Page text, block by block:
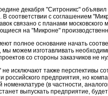
декабря "Ситроникс"
В соответствии с соглашением
связано с планами
на "Микроне"
полное основание начать
мы можем изготавливать
со стороны заказчиков не
не исключают также перспективы
российского предприятия, но
номенклатуре (в частности,
выпускать предприятие, будет